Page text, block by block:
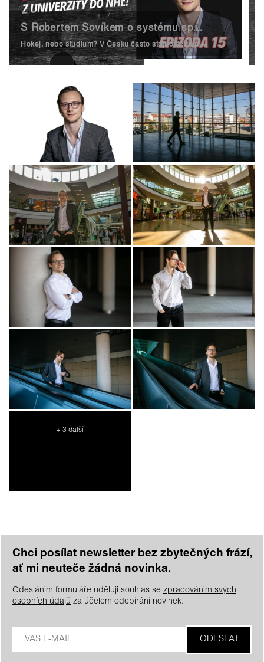
+ 3 další
S Robertem Sovíkem o systému sportování a studia v Americe | Bago #15
Hokej, nebo studium? V Česku často stojí otázka přesně takhle. Hokej, nebo studium? V Americe to jde přes univerzitu až do NHL. O tom je dnešní Bago se speciálním hostem Robertem Sovíkem. Dejte si ho s námi!
Chci posílat newsletter bez zbytečných frází,
ať mi neuteče žádná novinka.
Odesláním formuláře uděluji souhlas se zpracováním svých
osobních údajů za účelem odebírání novinek.